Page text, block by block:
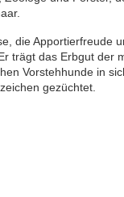
die Apportierfreude
trägt das Erbgut der
Vorstehhunde in
gezüchtet.